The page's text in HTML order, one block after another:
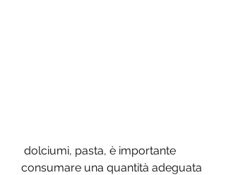
consumare una quantità adeguata